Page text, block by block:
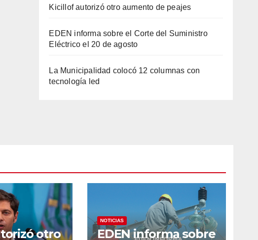
Kicillof autorizó otro aumento de peajes
EDEN informa sobre el Corte del Suministro
Eléctrico el 20 de agosto
La Municipalidad colocó 12 columnas con
tecnología led
otro
NOTICIAS
EDEN informa sobre